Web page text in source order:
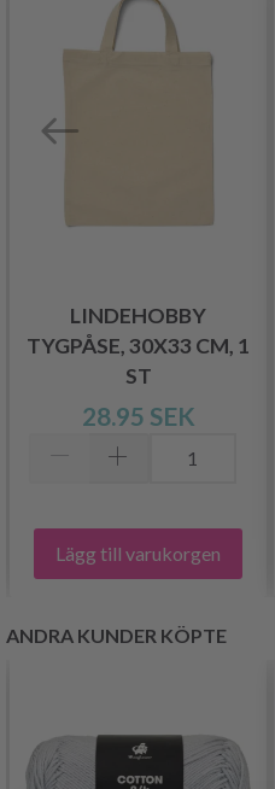
LINDEHOBBY
TYGPÅSE, 30X33 CM, 1
ST
28.95 SEK
Lägg till varukorgen
ANDRA KUNDER KÖPTE